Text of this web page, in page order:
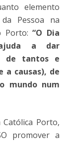
elemento
Pessoa na
Porto:“O Dia
a dar
de tantos e
a causas), de
mundo num
Porto,
promover a